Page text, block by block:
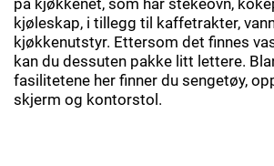
kjøleskap, i tillegg til kaffetrakter,
kjøkkenutstyr. Ettersom det finnes
kan du dessuten pakke litt lettere.
fasilitetene her finner du sengetøy,
skjerm og kontorstol.